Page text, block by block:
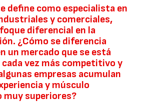
define como especialista en
y comerciales,
diferencial en la
¿Cómo se diferencia
un mercado que se está
vez más competitivo y
empresas acumulan
y músculo
muy superiores?